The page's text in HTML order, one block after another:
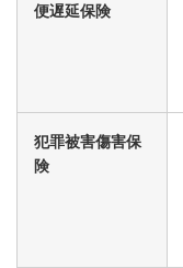
便遅延保険
犯罪被害傷害保
険